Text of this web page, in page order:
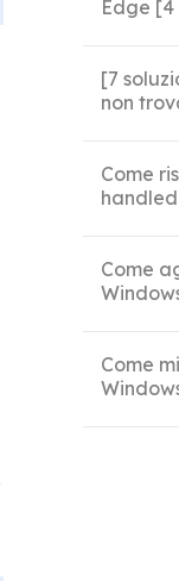
Edge
[7
non
Come
Come
Come